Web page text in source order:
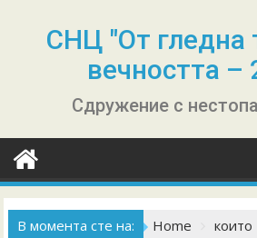
СНЦ "От гледна
вечността –
Сдружение с
В момента сте на: Home които